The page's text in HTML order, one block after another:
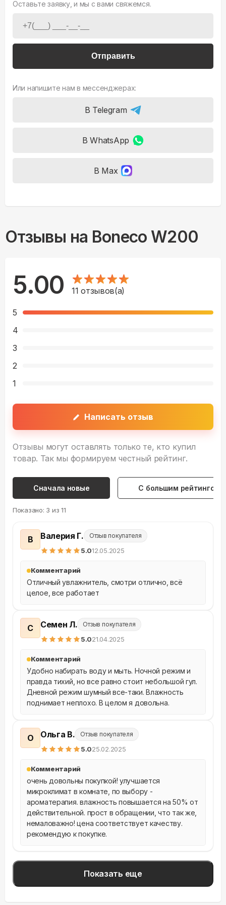
Оставьте заявку, и мы с вами свяжемся.
Отправить
Или напишите нам в мессенджерах:
В Telegram
В WhatsApp
В Max
Отзывы на Boneco W200
5.00 11 отзывов(а)
5
4
3
2
1
Написать отзыв
Отзывы могут оставлять только те, кто купил
товар. Так мы формируем честный рейтинг.
Сначала новые С большим рейтингом
Показано: 3 из11
В Валерия Г. Отзыв покупателя
5.012.05.2025
Комментарий
Отличный увлажнитель, смотри отлично, всё
целое, все работает
С Семен Л. Отзыв покупателя
5.021.04.2025
Комментарий
Удобно набирать воду и мыть. Ночной режим и
правда тихий, но все равно стоит небольшой гул.
Дневной режим шумный все-таки. Влажность
поднимает неплохо. В целом я довольна.
О Ольга В. Отзыв покупателя
5.025.02.2025
Комментарий
очень довольны покупкой! улучшается
микроклимат в комнате, по выбору -
ароматерапия. влажность повышается на 50% от
действительной. прост в обращении, что так же,
немаловажно! цена соответствует качеству.
рекомендую к покупке.
Показать еще